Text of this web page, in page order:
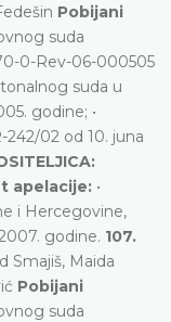
Pobijani
suda
0-Rev-06-000505
suda u
godine; •
02 od 10. juna
apelacije: •
i Hercegovine,
godine. 107.
Smajiš, Maida
Pobijani
suda